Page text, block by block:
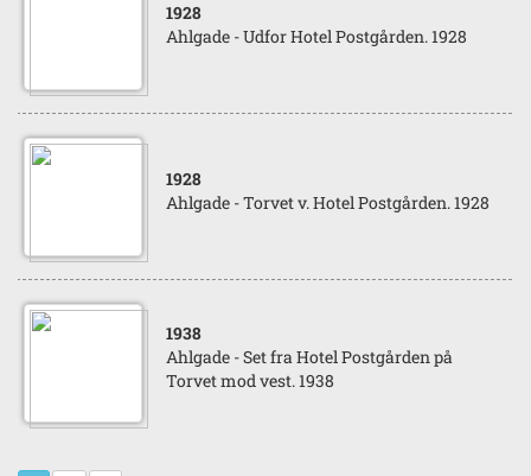
1928
Ahlgade - Udfor Hotel Postgården. 1928
1928
Ahlgade - Torvet v. Hotel Postgården. 1928
1938
Ahlgade - Set fra Hotel Postgården på
Torvet mod vest. 1938